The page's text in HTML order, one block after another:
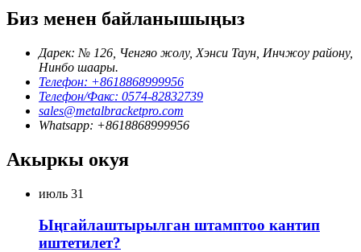
Биз менен байланышыңыз
Дарек: № 126, Ченгяо жолу, Хэнси Таун, Инчжоу району,
Нинбо шаары.
Телефон: +8618868999956
Телефон/Факс: 0574-82832739
sales@metalbracketpro.com
Whatsapp: +8618868999956
Акыркы окуя
июль 31
Ыңгайлаштырылган штамптоо кантип
иштетилет?